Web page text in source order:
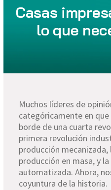
Casas
lo que
Muchos líderes de
categóricamente en
borde de una cuarta
primera revolución
producción mecanizada,
producción en masa, y
automatizada. Ahora,
coyuntura de la historia.